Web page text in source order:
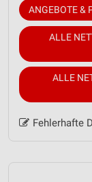
ANGEBOTE &
ALLE
ALLE
Fehlerhafte